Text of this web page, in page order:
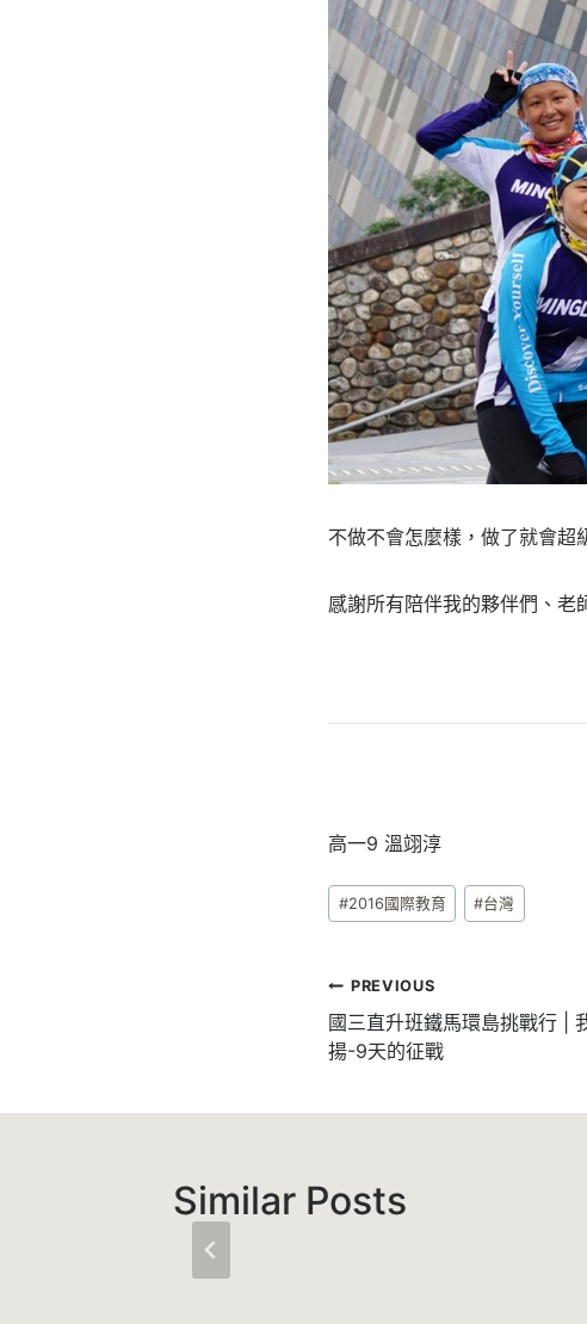
不做不會怎麼樣，做了就會超
感謝所有陪伴我的夥伴們、老
高一9 溫翊淳
Post
Tags:
#2016國際教育 #台灣
文
章
導
覽
PREVIOUS
國三直升班鐵馬環島挑戰行 |
揚-9天的征戰
Similar Posts